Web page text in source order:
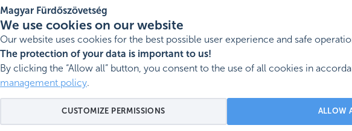
Magyar Fürdőszövetség
We use cookies on our website
Our website uses cookies for the best possible user experience and safe
The protection of your data is important to us!
By clicking the “Allow all” button, you consent to the use of all cookies in
management policy.
ALLOW
CUSTOMIZE PERMISSIONS